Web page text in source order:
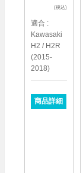
(税込)
適合 :
Kawasaki
H2 / H2R
(2015-
2018)
商品詳細